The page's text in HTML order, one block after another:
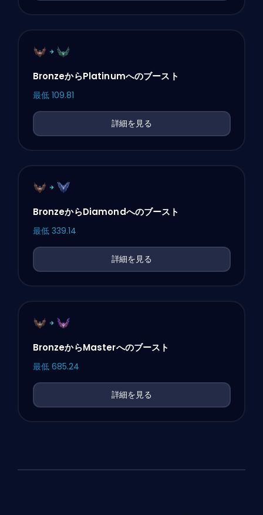
BronzeからPlatinumへのブースト
最低 109.81
詳細を見る
BronzeからDiamondへのブースト
最低 339.14
詳細を見る
BronzeからMasterへのブースト
最低 685.24
詳細を見る